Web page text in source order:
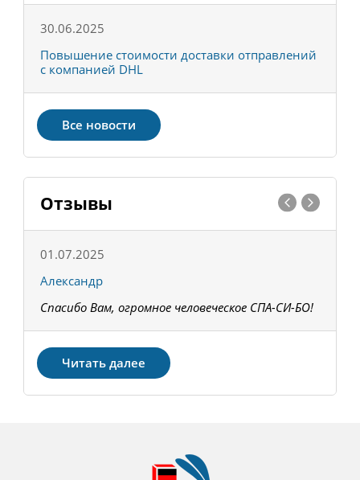
30.06.2025
Повышение стоимости доставки отправлений
с компанией DHL
Все новости
Отзывы
01.07.2025
Александр
Спасибо Вам, огромное человеческое СПА-СИ-БО!
Читать далее